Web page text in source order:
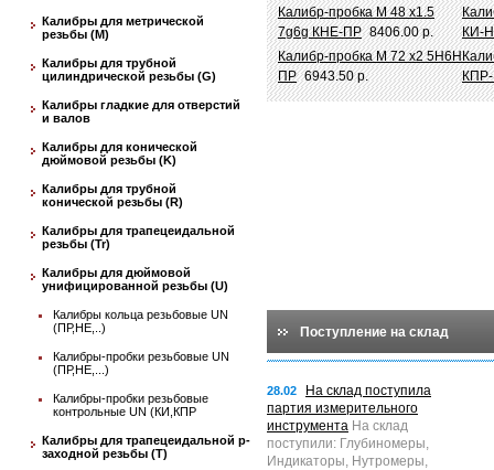
Калибры для метрической
резьбы (М)
Калибры для трубной
цилиндрической резьбы (G)
Калибры гладкие для отверстий
и валов
Калибры для конической
дюймовой резьбы (K)
Калибры для трубной
конической резьбы (R)
Калибры для трапецеидальной
резьбы (Tr)
Калибры для дюймовой
унифицированной резьбы (U)
Калибры кольца резьбовые UN
(ПР,НЕ,..)
Калибры-пробки резьбовые UN
(ПР,НЕ,...)
Калибры-пробки резьбовые
контрольные UN (КИ,КПР
Калибры для трапецеидальной p-
заходной резьбы (T)
Калибр-пробка М 48 х1.5
7g6g КНЕ-ПР 8406.00 р.
КИ-
Калибр-пробка М 72 х2 5Н6Н
ПР 6943.50 р.
Поступление на склад
28.02
На склад поступила
партия измерительного
инструмента На склад
поступили: Глубиномеры,
Индикаторы, Нутромеры,